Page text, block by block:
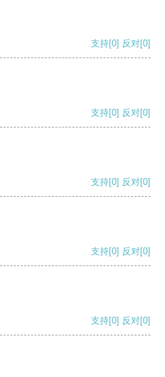
支持[0] 反对[0]
支持[0] 反对[0]
支持[0] 反对[0]
支持[0] 反对[0]
支持[0] 反对[0]